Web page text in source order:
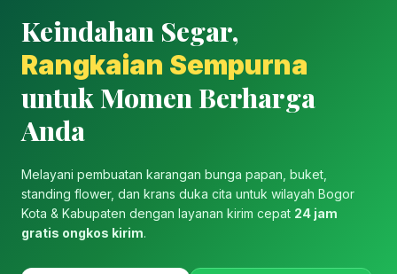
Keindahan Segar,
Rangkaian Sempurna
untuk Momen Berharga
Anda
Melayani pembuatan karangan bunga papan, buket,
standing flower, dan krans duka cita untuk wilayah Bogor
Kota & Kabupaten dengan layanan kirim cepat 24 jam
gratis ongkos kirim.